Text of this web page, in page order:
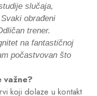
slučaja,
obrađeni
trener.
na fantastičnoj
počastvovan što
važne?
koji dolaze u kontakt